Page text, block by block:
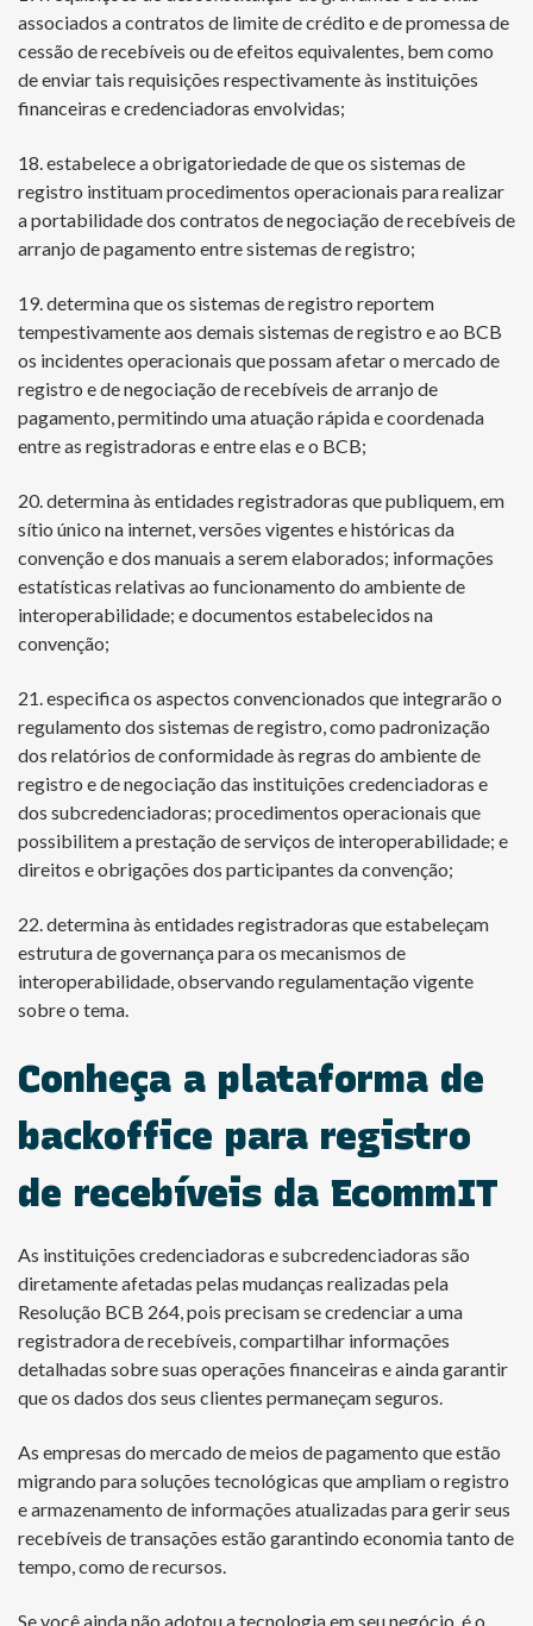
associados a contratos de limite de crédito e de promessa de
cessão de recebíveis ou de efeitos equivalentes, bem como
de enviar tais requisições respectivamente às instituições
financeiras e credenciadoras envolvidas;
18. estabelece a obrigatoriedade de que os sistemas de
registro instituam procedimentos operacionais para realizar
a portabilidade dos contratos de negociação de recebíveis de
arranjo de pagamento entre sistemas de registro;
19. determina que os sistemas de registro reportem
tempestivamente aos demais sistemas de registro e ao BCB
os incidentes operacionais que possam afetar o mercado de
registro e de negociação de recebíveis de arranjo de
pagamento, permitindo uma atuação rápida e coordenada
entre as registradoras e entre elas e o BCB;
20. determina às entidades registradoras que publiquem, em
sítio único na internet, versões vigentes e históricas da
convenção e dos manuais a serem elaborados; informações
estatísticas relativas ao funcionamento do ambiente de
interoperabilidade; e documentos estabelecidos na
convenção;
21. especifica os aspectos convencionados que integrarão o
regulamento dos sistemas de registro, como padronização
dos relatórios de conformidade às regras do ambiente de
registro e de negociação das instituições credenciadoras e
dos subcredenciadoras; procedimentos operacionais que
possibilitem a prestação de serviços de interoperabilidade; e
direitos e obrigações dos participantes da convenção;
22. determina às entidades registradoras que estabeleçam
estrutura de governança para os mecanismos de
interoperabilidade, observando regulamentação vigente
sobre o tema.
Conheça a plataforma de
backoffice para registro
de recebíveis da EcommIT
As instituições credenciadoras e subcredenciadoras são
diretamente afetadas pelas mudanças realizadas pela
Resolução BCB 264, pois precisam se credenciar a uma
registradora de recebíveis, compartilhar informações
detalhadas sobre suas operações financeiras e ainda garantir
que os dados dos seus clientes permaneçam seguros.
As empresas do mercado de meios de pagamento que estão
migrando para soluções tecnológicas que ampliam o registro
e armazenamento de informações atualizadas para gerir seus
recebíveis de transações estão garantindo economia tanto de
tempo, como de recursos.
Se você ainda não adotou a tecnologia em seu negócio, é o